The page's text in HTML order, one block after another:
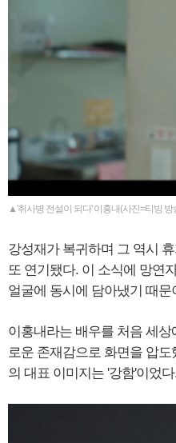
▲'취사병 전설이 되다' 이홍내(사진=티빙 방
강성재가 복귀하며 그 역시
또 연기됐다. 이 소식에 망연
얼굴에 동시에 담아냈기 때문
이홍내라는 배우를 처음 세
로운 존재감으로 화면을 압
의 대표 이미지는 '강함'이었